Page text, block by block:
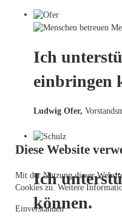
Ich
einbringen
Ludwig Ofer,
Ich
können.
Diese Website
Mit der Nutzung dieser
Cookies zu. Weitere
Einverstanden